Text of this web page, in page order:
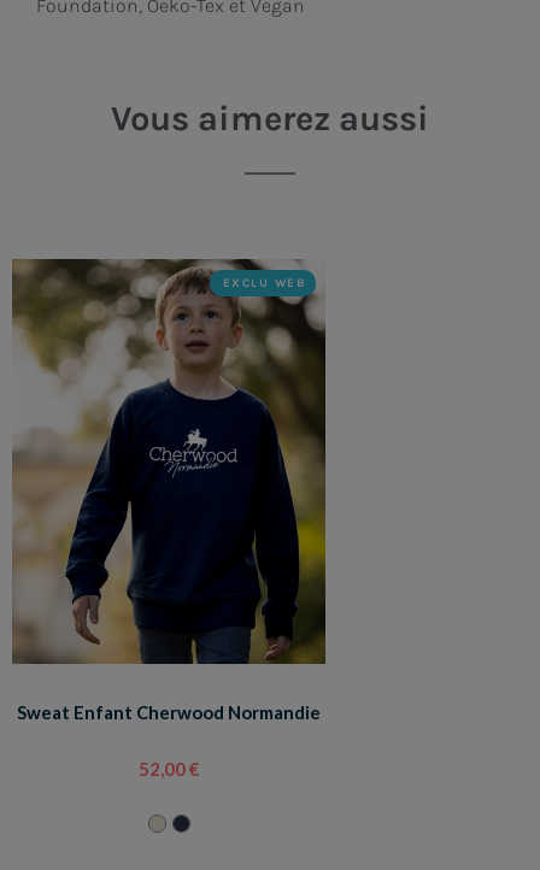
Foundation, Oeko-Tex et Vegan
Vous aimerez aussi
EXCLU WEB
Sweat Enfant Cherwood Normandie
52,00 €